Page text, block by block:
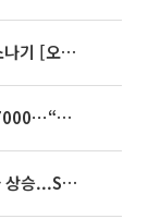
35도 안팎 무더위 이어져…전국 곳곳 소나기 [오늘 날씨]
[주간증시전망] 다음주 코스피 6000~7000⋯“外人 수급은 정책이 변수”
뉴욕증시, 연준 금리인상 기대감 꺾이자 상승...S&P500 사상 최고치 [종합]